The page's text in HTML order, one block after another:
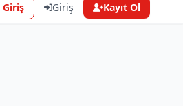
Giriş Giriş Kayıt Ol